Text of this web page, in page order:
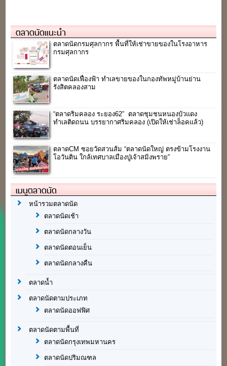
ตลาดนัดแนะนำ
ตลาดนัดกรมศุลกากร พื้นที่ให้เช่าขายของในโรงอาหาร
กรมศุลกากร
ตลาดนัดเฟื่องฟ้า ทำเลขายของในกองทัพหมู่บ้านย่าน
รังสิตคลองสาม
“ตลาดริมคลอง ระยอง62” ตลาดชุมชนหนองบัวแดง
ทำเลติดถนน บรรยากาศริมคลอง (เปิดให้เช่าล็อคแล้ว)
ตลาดCM ซอยวัดสวนส้ม “ตลาดนัดใหญ่ ตรงข้ามโรงงาน
โอวันติน ใกล้เทศบาลเมืองปู่เจ้าสมิงพราย”
เมนูตลาดนัด
หน้ารวมตลาดนัด
ตลาดนัดเช้า
ตลาดนัดกลางวัน
ตลาดนัดตอนเย็น
ตลาดนัดกลางคืน
ตลาดน้ำ
ตลาดนัดตามประเภท
ตลาดนัดออฟฟิศ
ตลาดนัดตามพื้นที่
ตลาดนัดกรุงเทพมหานคร
ตลาดนัดปริมณฑล